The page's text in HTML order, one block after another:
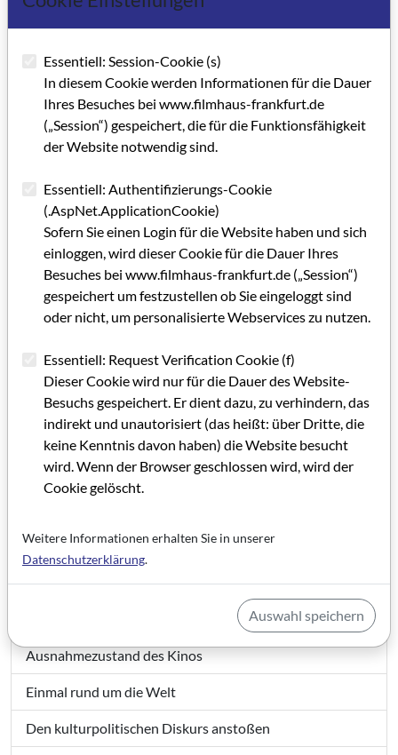
GRIP 46
IMPRESSUM GRIP 46
Editorial GRIP 46
Ausnahmezustand des Kinos
Einmal rund um die Welt
Den kulturpolitischen Diskurs anstoßen
Essentiell: Session-Cookie (s)
In diesem Cookie werden Informationen für die Dauer
Ihres Besuches bei www.filmhaus-frankfurt.de
(„Session“) gespeichert, die für die Funktionsfähigkeit
der Website notwendig sind.
Essentiell: Authentifizierungs-Cookie
(.AspNet.ApplicationCookie)
Sofern Sie einen Login für die Website haben und sich
einloggen, wird dieser Cookie für die Dauer Ihres
Besuches bei www.filmhaus-frankfurt.de („Session“)
gespeichert um festzustellen ob Sie eingeloggt sind
oder nicht, um personalisierte Webservices zu nutzen.
Essentiell: Request Verification Cookie (f)
Dieser Cookie wird nur für die Dauer des Website-
Besuchs gespeichert. Er dient dazu, zu verhindern, das
indirekt und unautorisiert (das heißt: über Dritte, die
keine Kenntnis davon haben) die Website besucht
wird. Wenn der Browser geschlossen wird, wird der
Cookie gelöscht.
Weitere Informationen erhalten Sie in unserer
Datenschutzerklärung.
Auswahl speichern